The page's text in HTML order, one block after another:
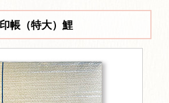
帳（特大）鯉